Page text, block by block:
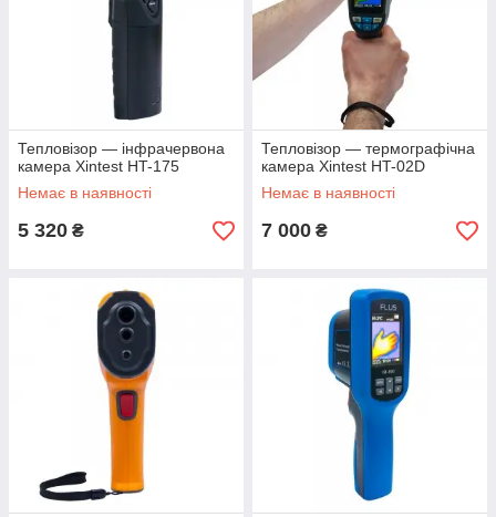
Тепловізор — інфрачервона
камера Xintest HT-175
Немає в наявності
5 320 ₴
Тепловізор — термографічна
камера Xintest HT-02D
Немає в наявності
7 000 ₴